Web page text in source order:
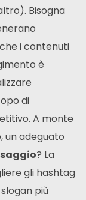
Bisogna
che i contenuti
è
di
A monte
un adeguato
? La
gli hashtag
più